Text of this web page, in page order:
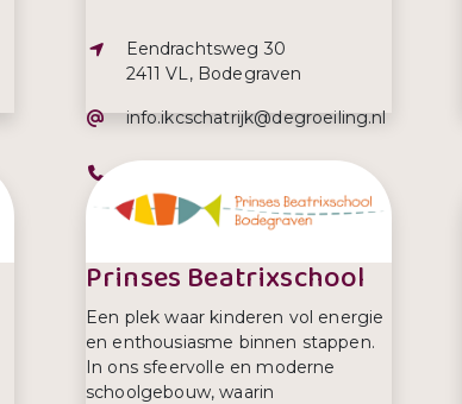
Adres:
Eendrachtsweg 30
2411 VL, Bodegraven
E-mailadres:
info.ikcschatrijk@degroeiling.nl
Prinses Beatrixschool
Een plek waar kinderen vol energie
en enthousiasme binnen stappen.
In ons sfeervolle en moderne
schoolgebouw, waarin